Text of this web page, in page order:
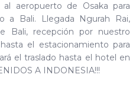
aeropuerto de Osaka para
a Bali. Llegada Ngurah Rai,
Bali, recepción por nuestro
el estacionamiento para
el traslado hasta el hotel en
A INDONESIA!!!